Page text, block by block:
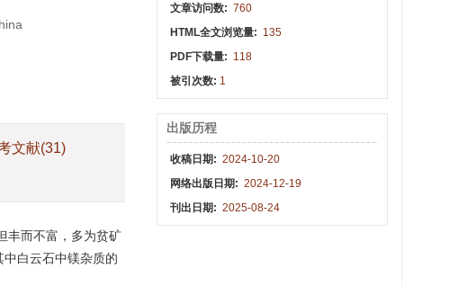
文献(31)
丰而不富，多为贫矿
白云石中镁杂质的
文章访问数: 760
HTML全文浏览量: 135
PDF下载量: 118
被引次数: 1
出版历程
收稿日期: 2024-10-20
网络出版日期: 2024-12-19
刊出日期: 2025-08-24